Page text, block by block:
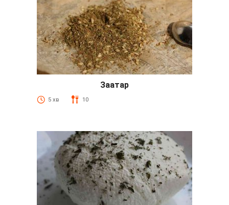
Заатар
5 хв 10